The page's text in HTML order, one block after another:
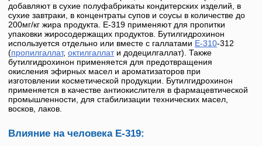
добавляют в сухие полуфабрикаты кондитерских изделий, в
сухие завтраки, в концентраты супов и соусы в количестве до
200мг/кг жира продукта. E-319 применяют для пропитки
упаковки жиросодержащих продуктов. Бутилгидрохинон
используется отдельно или вместе с галлатами E-310-312
(пропилгаллат, октилгаллати додецилгаллат). Также
бутилгидрохинон применяется для предотвращения
окисления эфирных масел и ароматизаторов при
изготовлении косметической продукции. Бутилгидрохинон
применяется в качестве антиокислителя в фармацевтической
промышленности, для стабилизации технических масел,
восков, лаков.
Влияние на человека Е-319: